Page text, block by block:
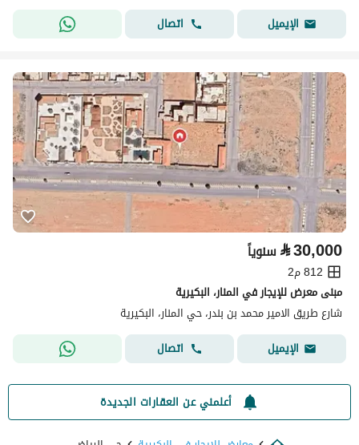
الإيميل
اتصال
⃁30,000 سنوياً
812 م2
مبنى معرض للإيجار في المنار، البكيرية
شارع طريق الامير محمد بن بندر، حي المنار، البكيرية
الإيميل
اتصال
أعلمني عن العقارات الجديدة